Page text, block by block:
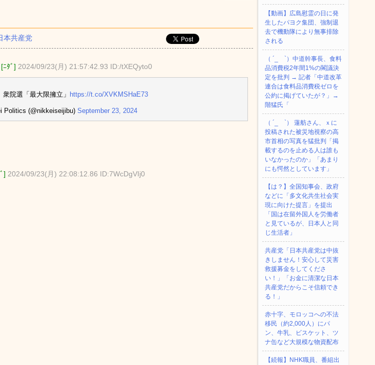
本共産党
ﾆﾀﾞ] 2024/09/23(月) 21:57:42.93 ID:/tXEQyto0
院選「最大限擁立」 https://t.co/XVKMSHaE73
(@nikkeiseijibu) September 23, 2024
] 2024/09/23(月) 22:08:12.86 ID:7WcDgVIj0
【動画】広島慰霊の日に発
生したパヨク集団、強制退
去で機動隊により無事排除
される
（ ´_ゝ`）中道幹事長、食料
品消費税2年間1%の閣議決
定を批判 → 記者「中道改革
連合は食料品消費税ゼロを
公約に掲げていたが？」→
階猛氏「
（ ´_ゝ`） 蓮舫さん、ｘに
投稿された被災地視察の高
市首相の写真を猛批判「掲
載するのを止める人は誰も
いなかったのか」「あまり
にも愕然としています」
【は？】全国知事会、政府
などに「多文化共生社会実
現に向けた提言」を提出
「国は在留外国人を労働者
と見ているが、日本人と同
じ生活者」
共産党「日本共産党は中抜
きしません！安心して災害
救援募金をしてくださ
い！」「お金に清潔な日本
共産党だからこそ信頼でき
る！」
赤十字、モロッコへの不法
移民（約2,000人）にパ
ン、牛乳、ビスケット、ツ
ナ缶など大規模な物資配布
【続報】NHK職員、番組出